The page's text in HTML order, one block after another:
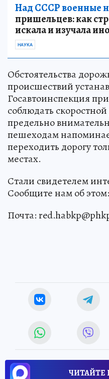
Над СССР военные
пришельцев: как
искала и изучала
НАУКА
Обстоятельства
происшествий
Госавтоинспекция
соблюдать
предельно
пешеходам
переходить дорогу
местах.
Стали свидетелем
Сообщите нам об этом:
Почта:
ЧИТАЙТЕ